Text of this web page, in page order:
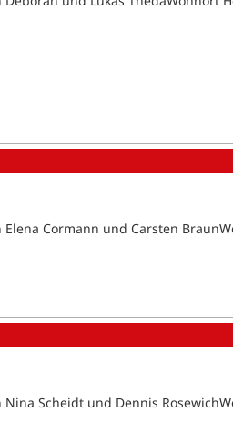
Cormann und Carsten
Scheidt und Dennis